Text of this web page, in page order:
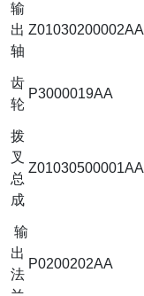
输
出
轴
Z01030200002AA
齿
轮
P3000019AA
拨
叉
总
成
Z01030500001AA
输
出
法
P0200202AA